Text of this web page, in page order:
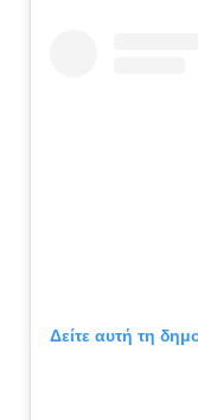
Δείτε αυτή τη